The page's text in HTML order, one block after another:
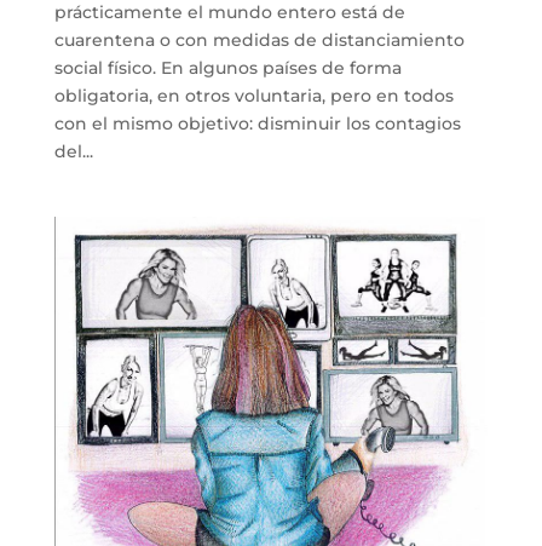
prácticamente el mundo entero está de
cuarentena o con medidas de distanciamiento
social físico. En algunos países de forma
obligatoria, en otros voluntaria, pero en todos
con el mismo objetivo: disminuir los contagios
del...